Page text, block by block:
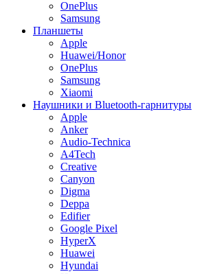
OnePlus
Samsung
Планшеты
Apple
Huawei/Honor
OnePlus
Samsung
Xiaomi
Наушники и Bluetooth-гарнитуры
Apple
Anker
Audio-Technica
A4Tech
Creative
Canyon
Digma
Deppa
Edifier
Google Pixel
HyperX
Huawei
Hyundai